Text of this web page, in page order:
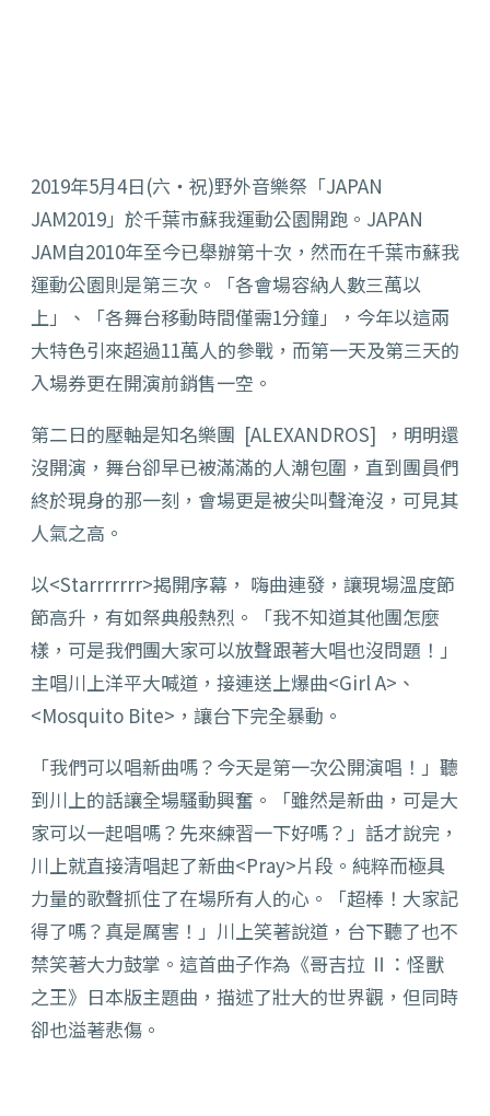
2019年5月4日(六‧祝)野外音樂祭「JAPAN
JAM2019」於千葉市蘇我運動公園開跑。JAPAN
JAM自2010年至今已舉辦第十次，然而在千葉市蘇我
運動公園則是第三次。「各會場容納人數三萬以
上」、「各舞台移動時間僅需1分鐘」，今年以這兩
大特色引來超過11萬人的參戰，而第一天及第三天的
入場券更在開演前銷售一空。
第二日的壓軸是知名樂團 [ALEXANDROS] ，明明還
沒開演，舞台卻早已被滿滿的人潮包圍，直到團員們
終於現身的那一刻，會場更是被尖叫聲淹沒，可見其
人氣之高。
以<Starrrrrrr>揭開序幕， 嗨曲連發，讓現場溫度節
節高升，有如祭典般熱烈。「我不知道其他團怎麼
樣，可是我們團大家可以放聲跟著大唱也沒問題！」
主唱川上洋平大喊道，接連送上爆曲<Girl A>、
<Mosquito Bite>，讓台下完全暴動。
「我們可以唱新曲嗎？今天是第一次公開演唱！」聽
到川上的話讓全場騷動興奮。「雖然是新曲，可是大
家可以一起唱嗎？先來練習一下好嗎？」話才說完，
川上就直接清唱起了新曲<Pray>片段。純粹而極具
力量的歌聲抓住了在場所有人的心。「超棒！大家記
得了嗎？真是厲害！」川上笑著說道，台下聽了也不
禁笑著大力鼓掌。這首曲子作為《哥吉拉 Ⅱ：怪獸
之王》日本版主題曲，描述了壯大的世界觀，但同時
卻也溢著悲傷。